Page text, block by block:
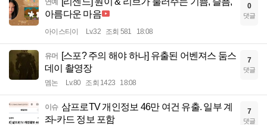
아름다운 마음
아이스티이 Lv.32 조회 581 18:08
0
댓글
유머 [스포? 주의 해야 하나] 유출된 어벤져스 둠스
데이 촬영장
멤논 Lv.80 조회 1423 18:08
7
댓글
이슈 삼프로TV 개인정보 46만 여건 유출. 일부 계
좌-카드 정보 포함
7
댓글